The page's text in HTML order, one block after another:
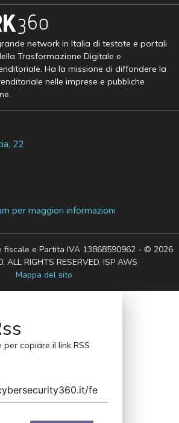
network in Italia di testate e portali
Trasformazione Digitale e
Ha la missione di diffondere la
nelle imprese e pubbliche
22
per maggiori informazioni
fiscale e Partita IVA 13868590962 - © 2026
ALL RIGHTS RESERVED. ISP AWS
Mappa del sito
copiare il link RSS